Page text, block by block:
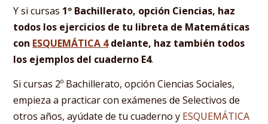
Y si cursas 1º Bachillerato, opción Ciencias, haz
todos los ejercicios de tu libreta de Matemáticas
con ESQUEMÁTICA 4 delante, haz también todos
los ejemplos del cuaderno E4.
Si cursas 2º Bachillerato, opción Ciencias Sociales,
empieza a practicar con exámenes de Selectivos de
otros años, ayúdate de tu cuaderno y ESQUEMÁTICA